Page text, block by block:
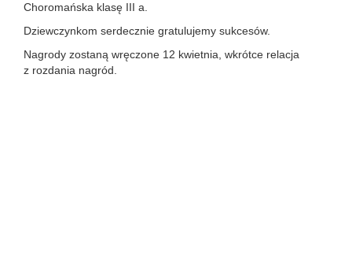
Choromańska klasę III a.
Dziewczynkom serdecznie gratulujemy sukcesów.
Nagrody zostaną wręczone 12 kwietnia, wkrótce relacja
z rozdania nagród.